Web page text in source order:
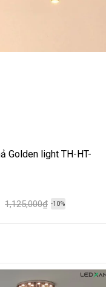
hoặc
Golden light TH-HT-
1,125,000₫ -10%